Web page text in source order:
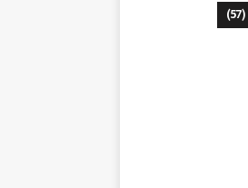
(57)